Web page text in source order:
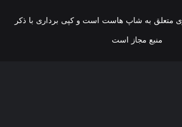
متعلق به شاپ هاست است و کپی برداری با ذکر
منبع مجاز است